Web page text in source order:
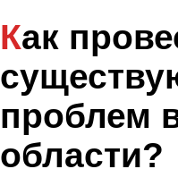
Как провести анализ
проблем
области?